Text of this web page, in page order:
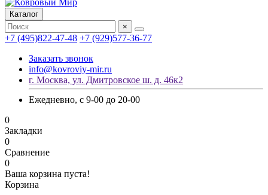
Каталог
×
+7 (495)822-47-48 +7 (929)577-36-77
Заказать звонок
info@kovroviy-mir.ru
г. Москва, ул. Дмитровское ш. д. 46к2
Ежедневно, с 9-00 до 20-00
0
Закладки
0
Сравнение
0
Ваша корзина пуста!
Корзина